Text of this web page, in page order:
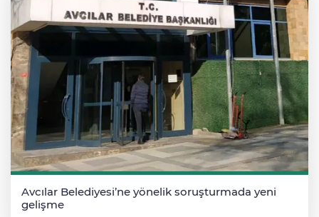
Avcılar Belediyesi’ne yönelik soruşturmada yeni
gelişme